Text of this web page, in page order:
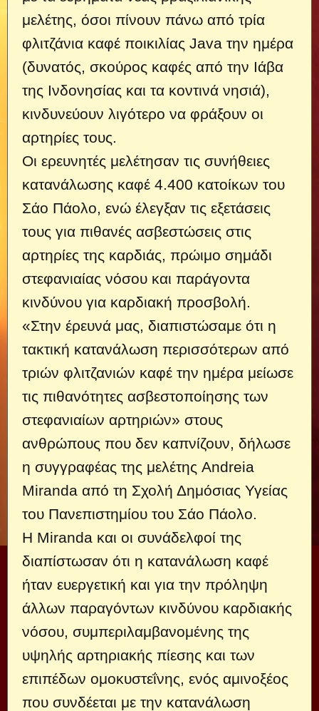
μελέτης, όσοι πίνουν πάνω από τρία
φλιτζάνια καφέ ποικιλίας Java την ημέρα
(δυνατός, σκούρος καφές από την Ιάβα
της Ινδονησίας και τα κοντινά νησιά),
κινδυνεύουν λιγότερο να φράξουν οι
αρτηρίες τους.
Οι ερευνητές μελέτησαν τις συνήθειες
κατανάλωσης καφέ 4.400 κατοίκων του
Σάο Πάολο, ενώ έλεγξαν τις εξετάσεις
τους για πιθανές ασβεστώσεις στις
αρτηρίες της καρδιάς, πρώιμο σημάδι
στεφανιαίας νόσου και παράγοντα
κινδύνου για καρδιακή προσβολή.
«Στην έρευνά μας, διαπιστώσαμε ότι η
τακτική κατανάλωση περισσότερων από
τριών φλιτζανιών καφέ την ημέρα μείωσε
τις πιθανότητες ασβεστοποίησης των
στεφανιαίων αρτηριών» στους
ανθρώπους που δεν καπνίζουν, δήλωσε
η συγγραφέας της μελέτης Andreia
Miranda από τη Σχολή Δημόσιας Υγείας
του Πανεπιστημίου του Σάο Πάολο.
Η Miranda και οι συνάδελφοί της
διαπίστωσαν ότι η κατανάλωση καφέ
ήταν ευεργετική και για την πρόληψη
άλλων παραγόντων κινδύνου καρδιακής
νόσου, συμπεριλαμβανομένης της
υψηλής αρτηριακής πίεσης και των
επιπέδων ομοκυστεΐνης, ενός αμινοξέος
που συνδέεται με την κατανάλωση